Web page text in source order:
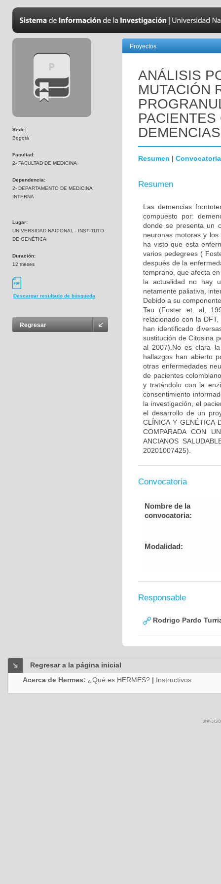
Sede:
Bogotá
Facultad:
2- FACULTAD DE MEDICINA
Dependencia:
2- DEPARTAMENTO DE MEDICINA
INTERNA
Lugar:
UNIVERSIDAD NACIONAL - INSTITUTO
DE GENÉTICA
Duración:
12 meses
Descargar resultado de búsqueda
Regresar
Proyectos
ANÁLISIS
MUTACIÓN
Resumen | Convocatoria
Resumen
Las demencias
compuesto por:
donde se presenta un
neuronas motoras y
ha visto que esta
varios pedegrees (
después de la
temprano, que afecta
la actualidad no hay
netamente paliativa,
Debido a su
Tau (Foster et. al,
relacionado con la
han identificado
sustitución de Citosina
al 2007).No es clara
hallazgos han abierto
otras enfermedades
de pacientes
y tratándolo con la
consentimiento
la investigación, el
el desarrollo de un
CLÍNICA Y GENÉTICA
COMPARADA CON
ANCIANOS
20201007425).
Convocatoria
Nombre de la
convocatoria:
Modalidad:
Responsable
Rodrigo Pardo
Regresar a la página inicial
Acerca de Hermes: ¿Qué es HERMES? | Instructivos